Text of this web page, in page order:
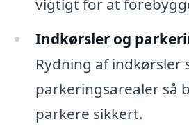
vigtigt for at
Indkørsler og
Rydning af indkørsler
parkeringsarealer så
parkere sikkert.